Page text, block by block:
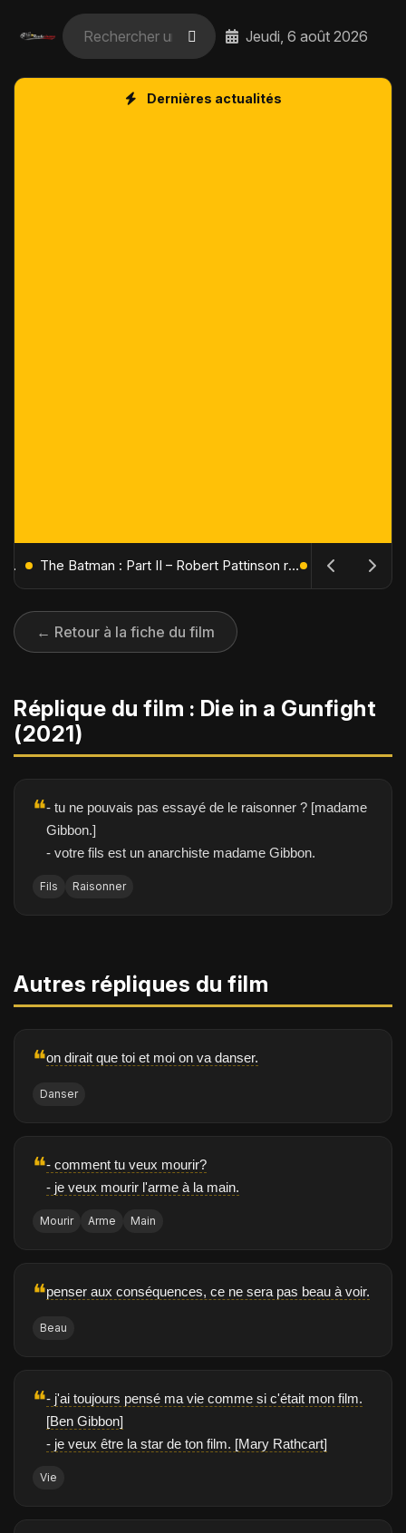
Jeudi, 6 août 2026
Dernières actualités
L'Âge de Glace : Le Réveil du Volcan – Manny, Sid et Diego de retour pour une aventure explosive The Batman : Part II – Robert Pattinson replonge dans les ténèbres de Gotham dès octobre 2027
← Retour à la fiche du film
Réplique du film : Die in a Gunfight
(2021)
❝- tu ne pouvais pas essayé de le raisonner ? [madame
Gibbon.]
- votre fils est un anarchiste madame Gibbon.
Fils Raisonner
Autres répliques du film
❝on dirait que toi et moi on va danser.
Danser
❝- comment tu veux mourir?
- je veux mourir l'arme à la main.
Mourir Arme Main
❝penser aux conséquences, ce ne sera pas beau à voir.
Beau
❝- j'ai toujours pensé ma vie comme si c'était mon film.
[Ben Gibbon]
- je veux être la star de ton film. [Mary Rathcart]
Vie